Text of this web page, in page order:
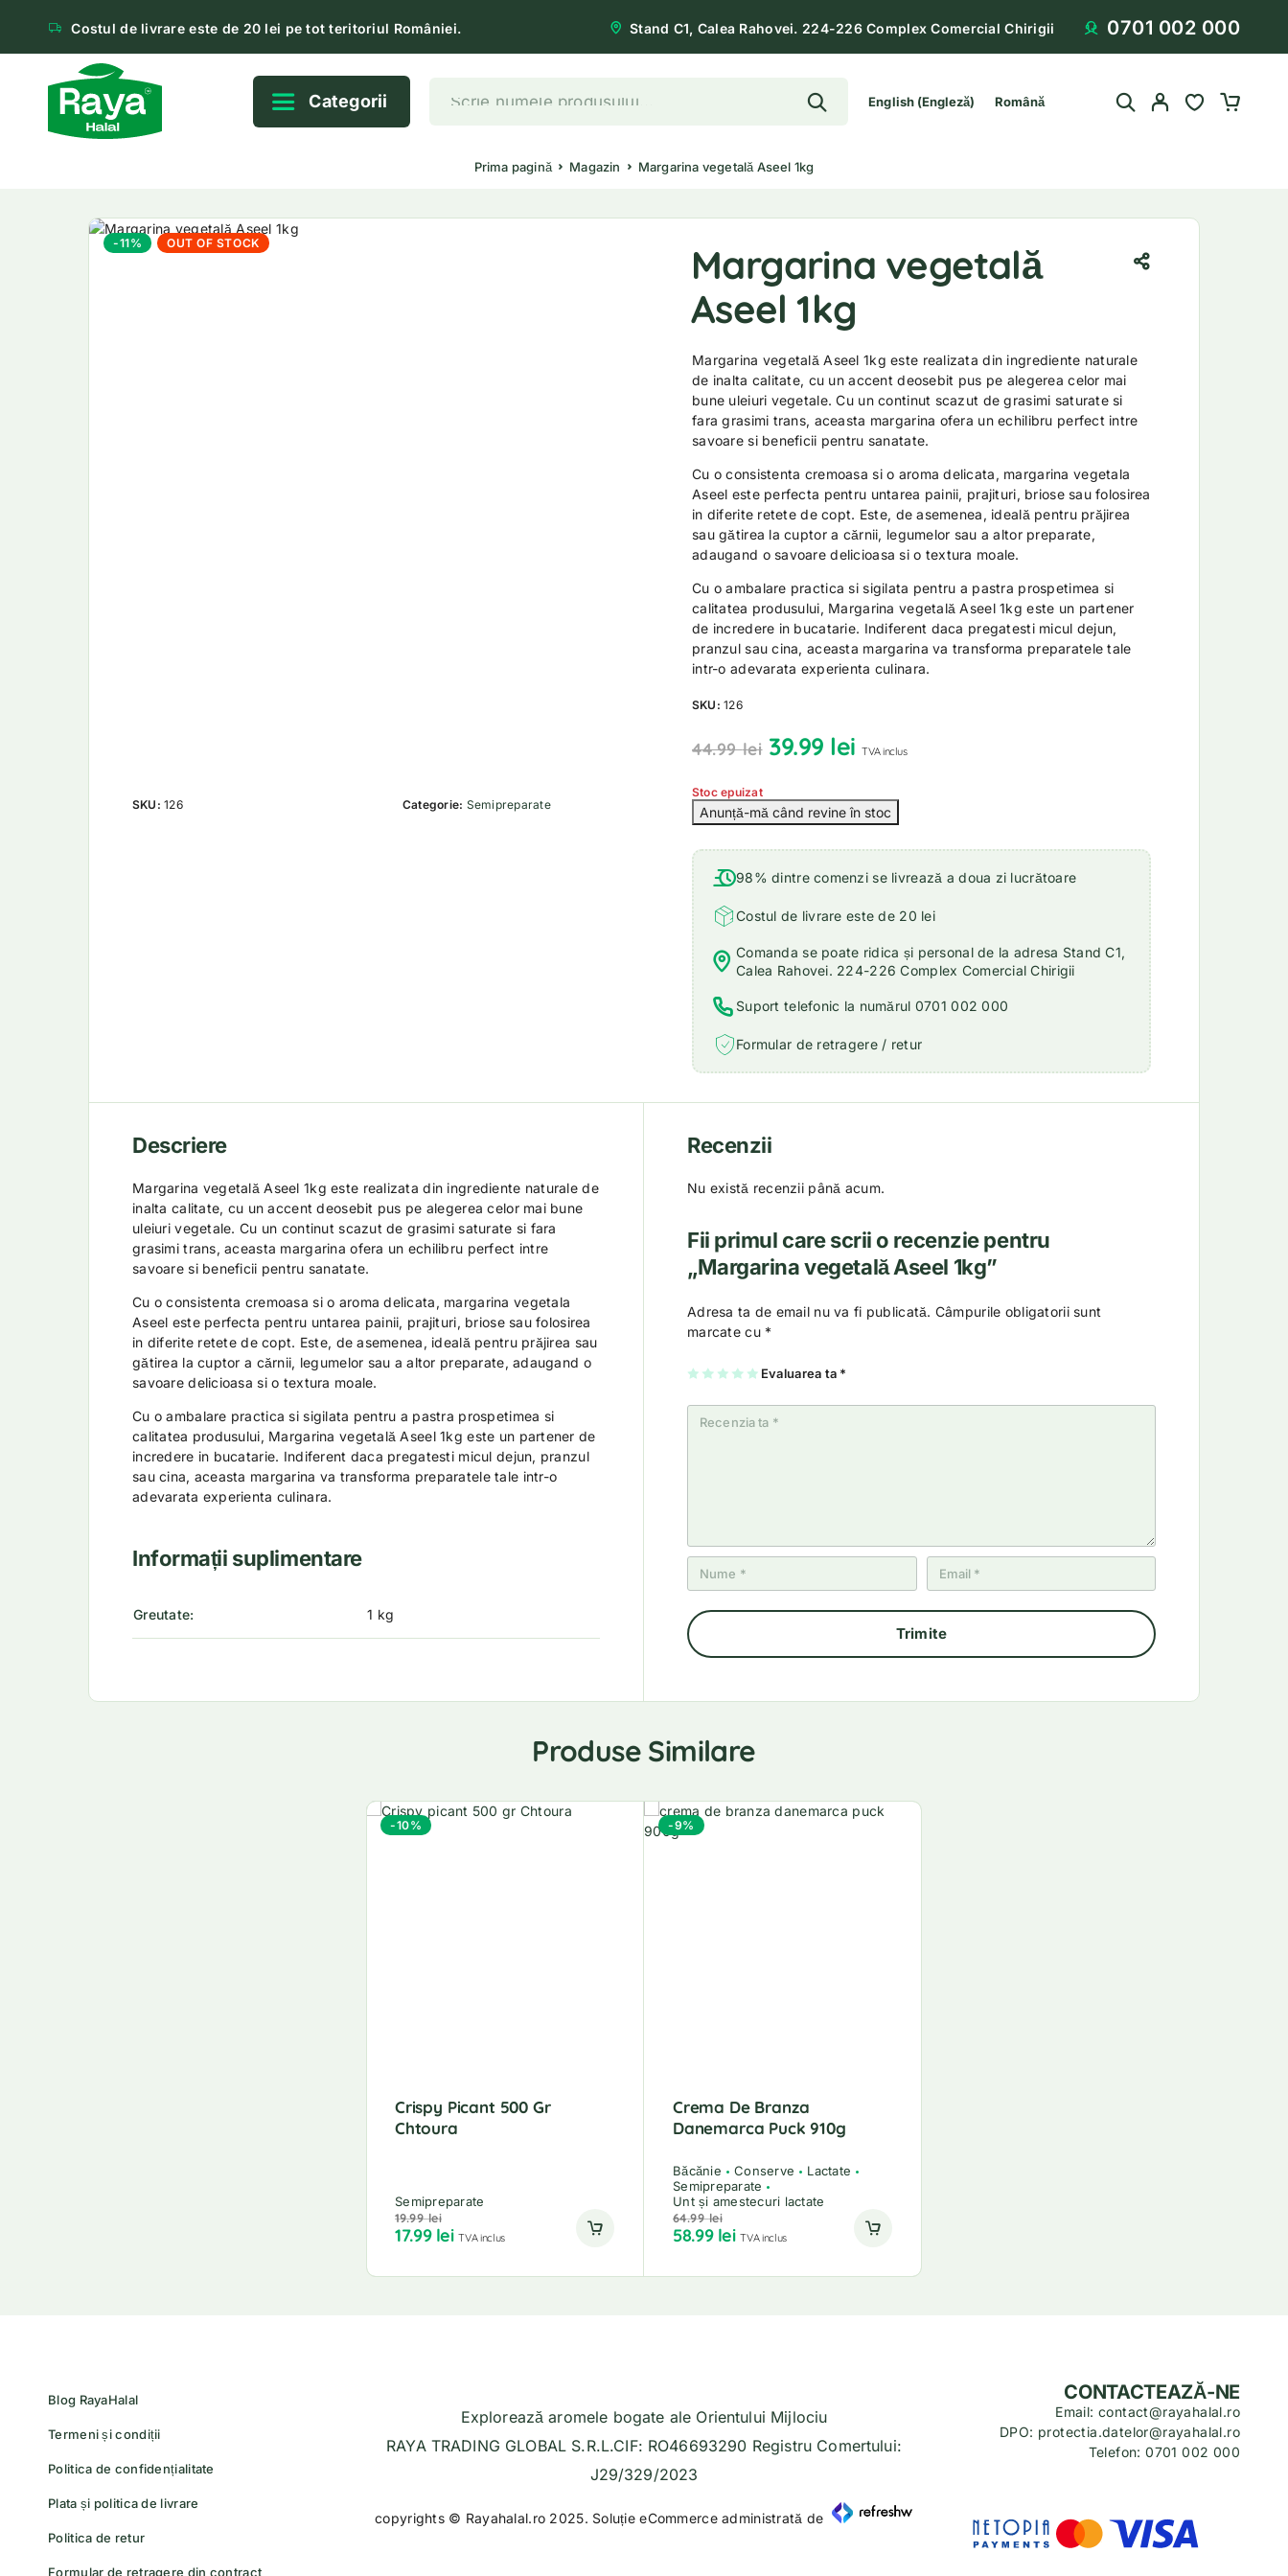
Costul de livrare este de 20 lei pe tot teritoriul României. Stand C1, Calea Rahovei. 224-226 Complex Comercial Chirigii 0701 002 000
Categorii English(Engleză) Română
Prima pagină Magazin Margarina vegetală Aseel 1kg
-11% OUT OF STOCK
SKU:126 Categorie: Semipreparate
Margarina vegetală
Aseel 1kg
Margarina vegetală Aseel 1kg este realizata din ingrediente naturale
de inalta calitate, cu un accent deosebit pus pe alegerea celor mai
bune uleiuri vegetale. Cu un continut scazut de grasimi saturate si
fara grasimi trans, aceasta margarina ofera un echilibru perfect intre
savoare si beneficii pentru sanatate.
Cu o consistenta cremoasa si o aroma delicata, margarina vegetala
Aseel este perfecta pentru untarea painii, prajituri, briose sau folosirea
in diferite retete de copt. Este, de asemenea, ideală pentru prăjirea
sau gătirea la cuptor a cărnii, legumelor sau a altor preparate,
adaugand o savoare delicioasa si o textura moale.
Cu o ambalare practica si sigilata pentru a pastra prospetimea si
calitatea produsului, Margarina vegetală Aseel 1kg este un partener
de incredere in bucatarie. Indiferent daca pregatesti micul dejun,
pranzul sau cina, aceasta margarina va transforma preparatele tale
intr-o adevarata experienta culinara.
SKU:126
44.99lei 39.99 lei TVA inclus
Stoc epuizat
98% dintre comenzi se livrează a doua zi lucrătoare
Costul de livrare este de 20 lei
Comanda se poate ridica și personal de la adresa Stand C1,
Calea Rahovei. 224-226 Complex Comercial Chirigii
Suport telefonic la numărul 0701 002 000
Formular de retragere / retur
Descriere
Margarina vegetală Aseel 1kg este realizata din ingrediente naturale de
inalta calitate, cu un accent deosebit pus pe alegerea celor mai bune
uleiuri vegetale. Cu un continut scazut de grasimi saturate si fara
grasimi trans, aceasta margarina ofera un echilibru perfect intre
savoare si beneficii pentru sanatate.
Cu o consistenta cremoasa si o aroma delicata, margarina vegetala
Aseel este perfecta pentru untarea painii, prajituri, briose sau folosirea
in diferite retete de copt. Este, de asemenea, ideală pentru prăjirea sau
gătirea la cuptor a cărnii, legumelor sau a altor preparate, adaugand o
savoare delicioasa si o textura moale.
Cu o ambalare practica si sigilata pentru a pastra prospetimea si
calitatea produsului, Margarina vegetală Aseel 1kg este un partener de
incredere in bucatarie. Indiferent daca pregatesti micul dejun, pranzul
sau cina, aceasta margarina va transforma preparatele tale intr-o
adevarata experienta culinara.
Informații suplimentare
Greutate 1 kg
Recenzii
Nu există recenzii până acum.
Fii primul care scrii o recenzie pentru
„Margarina vegetală Aseel 1kg”
Adresa ta de email nu va fi publicată. Câmpurile obligatorii sunt
marcate cu *
Evaluarea ta *
U
n
2
5
st
el
3
5
st
el
4
5
st
el
5
5
st
el
Produse Similare
-10%
Crispy Picant 500 Gr
Chtoura
Semipreparate
19.99lei
17.99 lei TVA inclus
-9%
Crema De Branza
Danemarca Puck 910g
Băcănie Conserve
Lactate
Semipreparate
Unt și amestecuri lactate
64.99lei
58.99 lei TVA inclus
Blog RayaHalal
Termeni și condiții
Politica de confidențialitate
Plata și politica de livrare
Politica de retur
Formular de retragere din contract
Explorează aromele bogate ale Orientului Mijlociu
RAYA TRADING GLOBAL S.R.L.CIF: RO46693290 Registru Comertului:
J29/329/2023
copyrights © Rayahalal.ro 2025. Soluție eCommerce administrată de
CONTACTEAZĂ-NE
Email: contact@rayahalal.ro
DPO: protectia.datelor@rayahalal.ro
Telefon: 0701 002 000